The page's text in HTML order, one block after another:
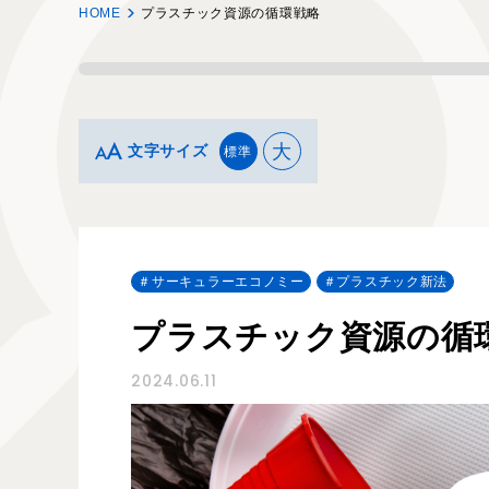
HOME プラスチック資源の循環戦略
文字サイズ 標準 大
サーキュラーエコノミー プラスチック新法
プラスチック資源の循
2024.06.11